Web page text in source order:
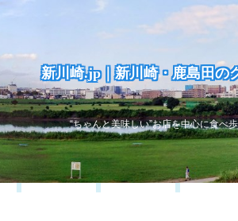
新川崎.jp｜新川崎・鹿島田の
“ちゃんと美味しい”お店を中心に食べ